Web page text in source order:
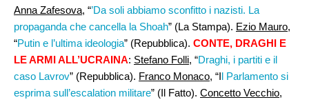
Anna Zafesova, “’Da soli abbiamo sconfitto i nazisti. La
propaganda che cancella la Shoah” (La Stampa). Ezio Mauro,
“Putin e l’ultima ideologia” (Repubblica). CONTE, DRAGHI E
LE ARMI ALL’UCRAINA: Stefano Folli, “Draghi, i partiti e il
caso Lavrov” (Repubblica). Franco Monaco, “Il Parlamento si
esprima sull’escalation militare” (Il Fatto). Concetto Vecchio,